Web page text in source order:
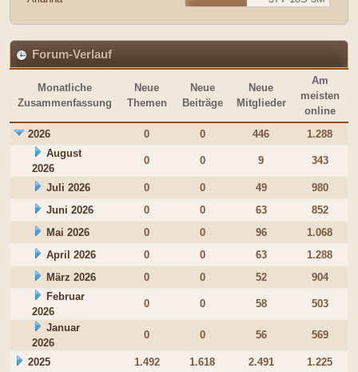
Forum-Verlauf
Monatliche
Zusammenfassung
Neue
Themen
Neue
Beiträge
Neue
Mitglieder
Am
meisten
online
2026
0 0 446
1.288
August
2026
0 0 9 343
Juli 2026 0 0 49
980
Juni 2026
0 0 63
852
Mai 2026
0 0 96
1.068
April 2026
0 0 63
1.288
März 2026
0 0 52
904
Februar
2026
0 0 58
503
Januar
2026
0 0 56 569
2025 1.492 1.618 2.491
1.225